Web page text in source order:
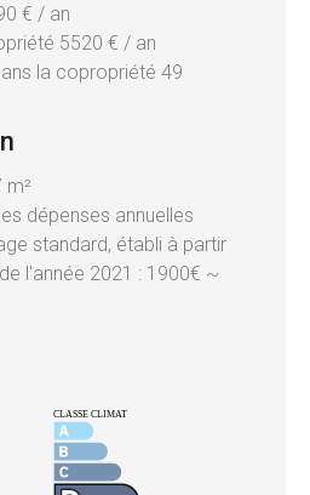
€ / an
5520 € / an
la copropriété 49
m²
dépenses annuelles
standard, établi à partir
l'année 2021 : 1900€ ~